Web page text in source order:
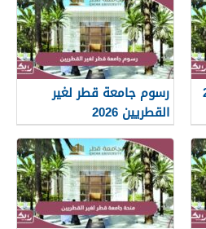
رسوم جامعة قطر لغير
القطريين 2026